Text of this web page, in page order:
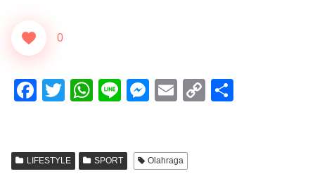
0
F
e
T
er
W
s
Li
M
e
E
C
LIFESTYLE SPORT Olahraga